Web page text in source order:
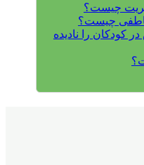
چیست؟
چیست؟
کودکان را نادیده